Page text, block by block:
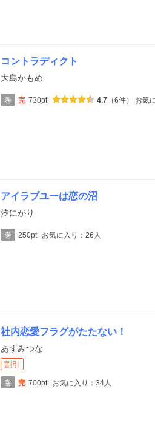
コントラディクト
大島かもめ
巻 完 730pt 4.7 （6件） お気
アイラブユーは恋の沼
汐にがり
巻 250pt お気に入り：26人
社内恋愛フラグがたたない！
あずみつな
割引
巻 完 700pt お気に入り：34人